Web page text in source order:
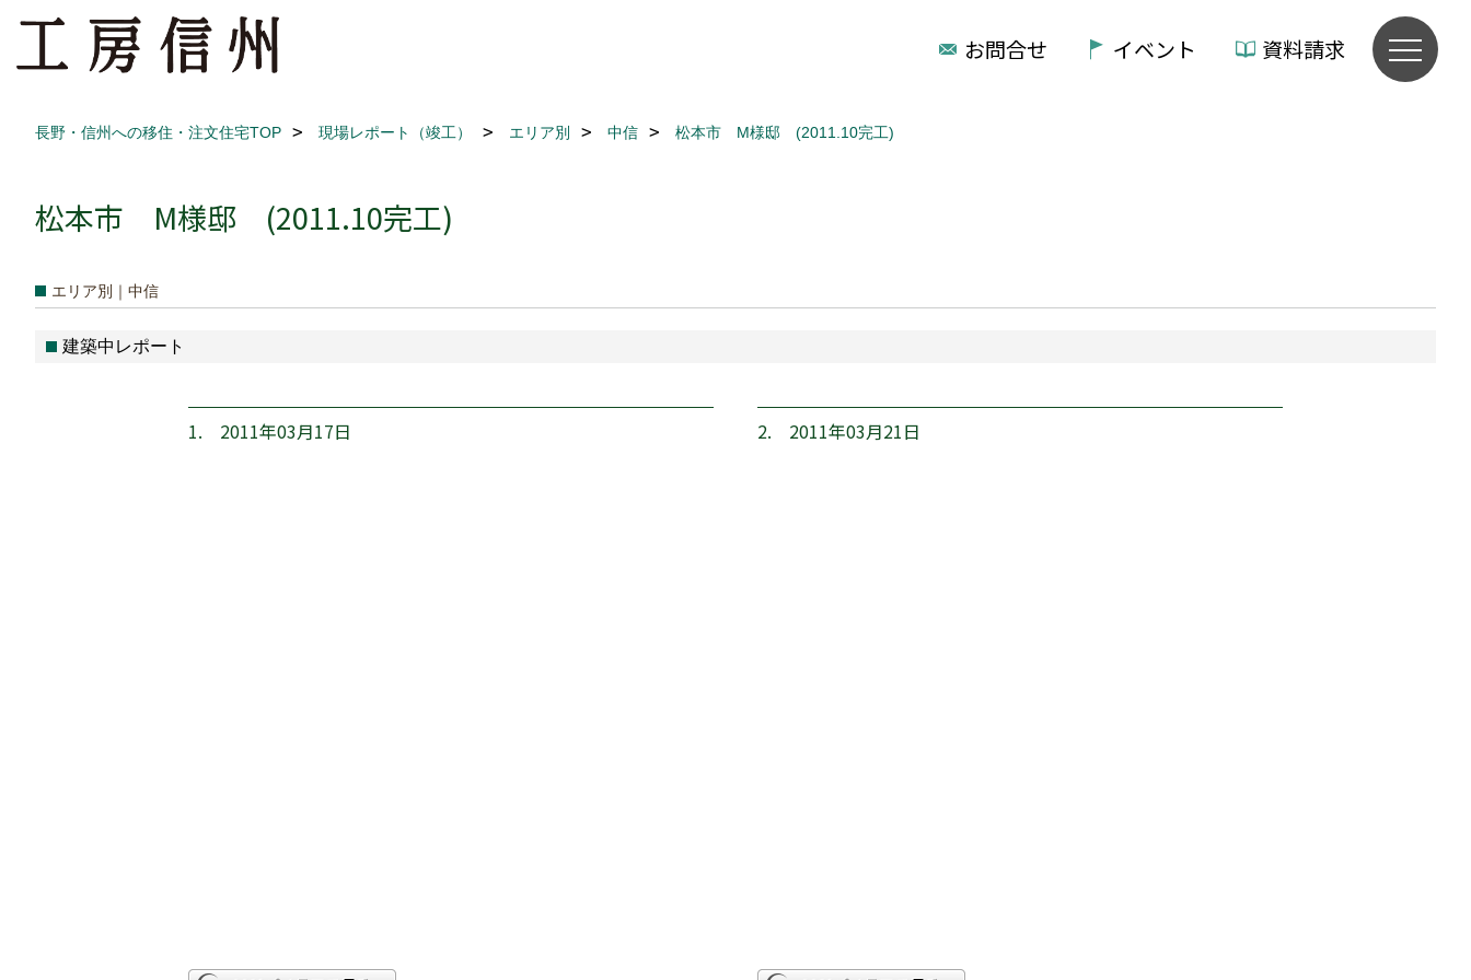
お問合せ イベント 資料請求
長野・信州への移住・注文住宅TOP 現場レポート（竣工） エリア別 中信 松本市 M様邸 (2011.10完工)
松本市 M様邸 (2011.10完工)
エリア別｜中信
建築中レポート
1. 2011年03月17日 2. 2011年03月21日